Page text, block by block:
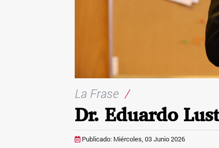
La Frase/
Dr. Eduardo
Publicado: Miércoles, 03 Junio 2026